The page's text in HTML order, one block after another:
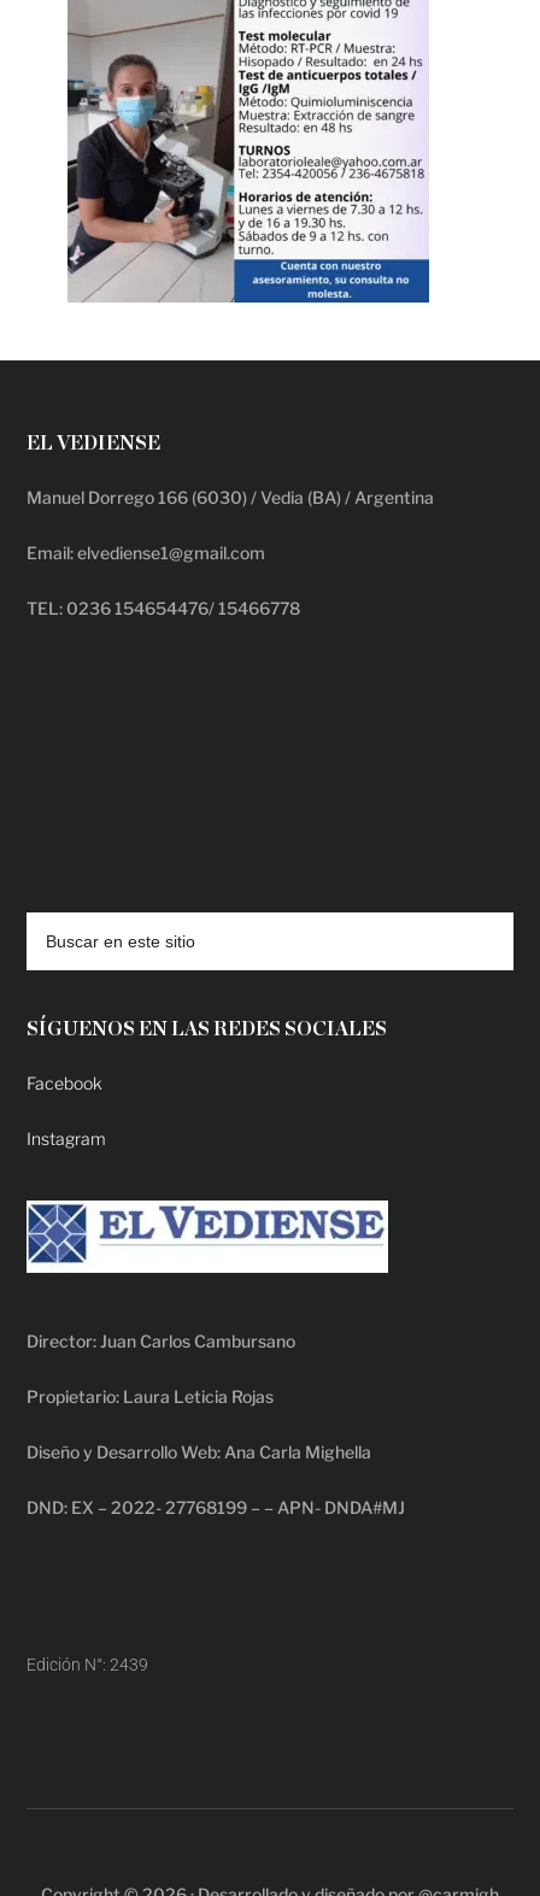
EL VEDIENSE
Manuel Dorrego 166 (6030) / Vedia (BA) / Argentina
Email: elvediense1@gmail.com
TEL: 0236 154654476/ 15466778
SÍGUENOS EN LAS REDES SOCIALES
Facebook
Instagram
Director: Juan Carlos Cambursano
Propietario: Laura Leticia Rojas
Diseño y Desarrollo Web: Ana Carla Mighella
DND: EX – 2022- 27768199 – – APN- DNDA#MJ
Edición N°: 2439